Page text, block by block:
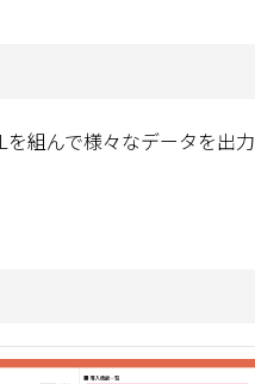
組んで様々なデータを出力